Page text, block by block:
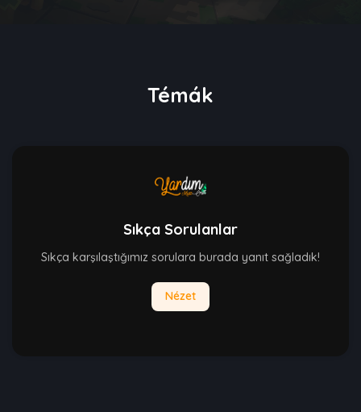
Témák
Sıkça Sorulanlar
Sıkça karşılaştığımız sorulara burada yanıt sağladık!
Nézet